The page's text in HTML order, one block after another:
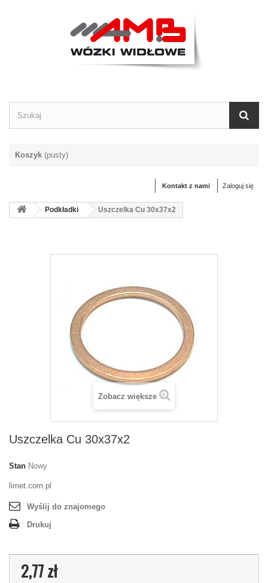
Koszyk (pusty)
Zaloguj się
Kontakt z nami
Podkładki Uszczelka Cu 30x37x2
Zobacz większe
Uszczelka Cu 30x37x2
Stan Nowy
limet.com.pl
Wyślij do znajomego
Drukuj
2,77 zł